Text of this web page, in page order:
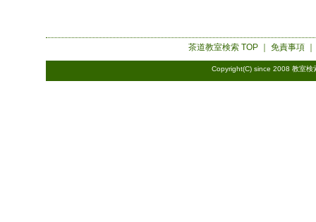
茶道教室検索TOP ｜ 免責事項
Copyright(C) since 2008 教室検